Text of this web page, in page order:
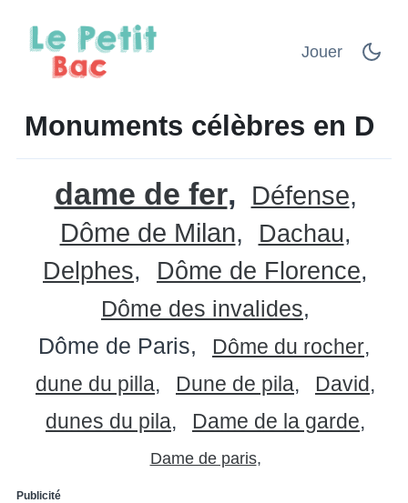
Jouer
Monuments célèbres en D
dame de fer
Défense
Dôme de Milan
Dachau
Delphes
Dôme de Florence
Dôme des invalides
Dôme de Paris
Dôme du rocher
dune du pilla
Dune de pila
David
dunes du pila
Dame de la garde
Dame de paris
Publicité